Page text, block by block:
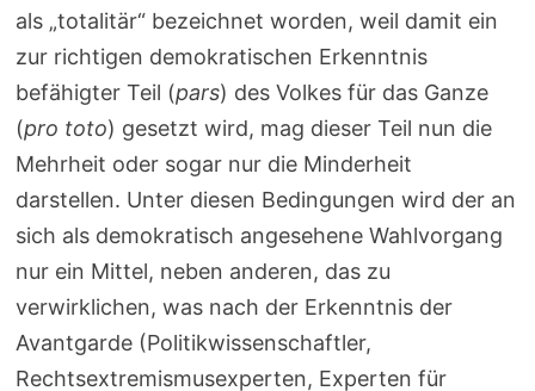
als „totalitär“ bezeichnet worden, weil damit ein
zur richtigen demokratischen Erkenntnis
befähigter Teil (pars) des Volkes für das Ganze
(pro toto) gesetzt wird, mag dieser Teil nun die
Mehrheit oder sogar nur die Minderheit
darstellen. Unter diesen Bedingungen wird der an
sich als demokratisch angesehene Wahlvorgang
nur ein Mittel, neben anderen, das zu
verwirklichen, was nach der Erkenntnis der
Avantgarde (Politikwissenschaftler,
Rechtsextremismusexperten, Experten für